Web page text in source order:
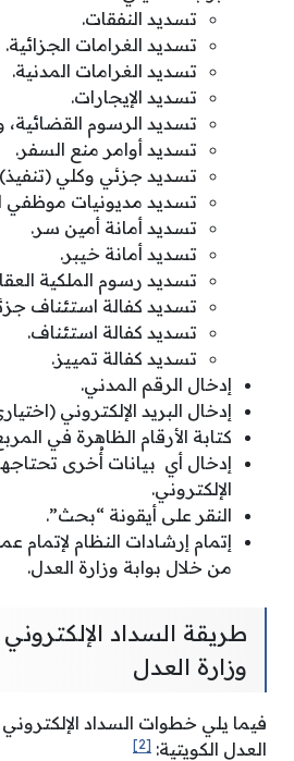
تسديد النفقات.
تسديد الغرامات الجزائية.
تسديد الغرامات المدنية.
تسديد الإيجارات.
تسديد الرسوم القضائية،
تسديد أوامر منع السفر.
تسديد جزئي وكلي
تسديد مديونيات موظفي
تسديد أمانة أمين سر.
تسديد أمانة خيبر.
تسديد رسوم الملكية
تسديد كفالة استئناف
تسديد كفالة استئناف.
تسديد كفالة تمييز.
إدخال الرقم المدني.
إدخال البريد الإلكتروني
كتابة الأرقام الظاهرة في
إدخال أي بيانات أُخرى
الإلكتروني.
النقر على أيقونة “بحث”.
إتمام إرشادات النظام لإتمام
من خلال بوابة وزارة العدل.
طريقة السداد
وزارة العدل
فيما يلي خطوات السداد
العدل الكويتية: [2]